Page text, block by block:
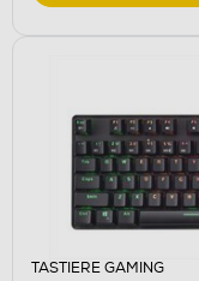
TASTIERE GAMING